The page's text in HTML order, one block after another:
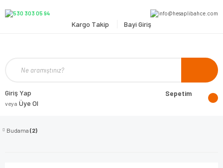
Kargo Takip Bayi Giriş
Giriş Yap
veya Üye Ol
Sepetim
Budama (2)